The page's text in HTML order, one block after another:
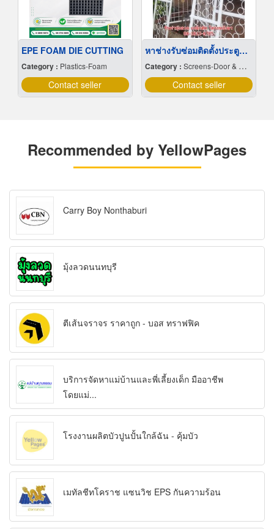
EPE FOAM DIE CUTTING
Category : Plastics-Foam
Contact seller
หาช่างรับซ่อมติดตั้งประตูสแตนเลส เหล็กดัด พระประแดง
Category : Screens-Door & Window
Contact seller
Recommended by YellowPages
Carry Boy Nonthaburi
มุ้งลวดนนทบุรี
ตีเส้นจราจร ราคาถูก - บอส ทราฟฟิค
บริการจัดหาแม่บ้านและพี่เลี้ยงเด็ก มืออาชีพ
โดยแม่...
โรงงานผลิตบัวปูนปั้นใกล้ฉัน - คุ้มบัว
เมทัลชีทโคราช แซนวิช EPS กันความร้อน